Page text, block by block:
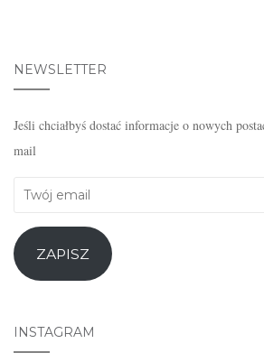
NEWSLETTER
Jeśli chciałbyś dostać informacje o nowych
mail
Twój
ZAPISZ
INSTAGRAM